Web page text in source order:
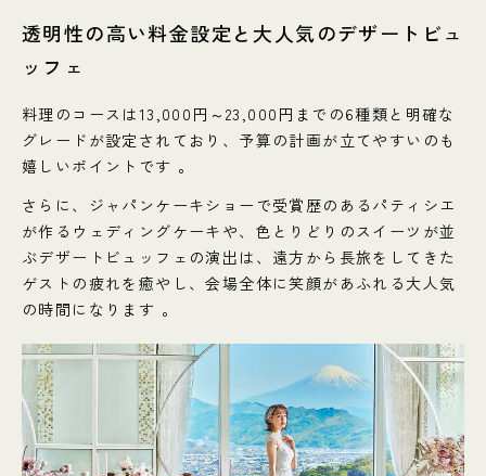
透明性の高い料金設定と大人気のデザートビュ
ッフェ
料理のコースは13,000円～23,000円までの6種類と明確な
グレードが設定されており、予算の計画が立てやすいのも
嬉しいポイントです 。
さらに、ジャパンケーキショーで受賞歴のあるパティシエ
が作るウェディングケーキや、色とりどりのスイーツが並
ぶデザートビュッフェの演出は、遠方から長旅をしてきた
ゲストの疲れを癒やし、会場全体に笑顔があふれる大人気
の時間になります 。